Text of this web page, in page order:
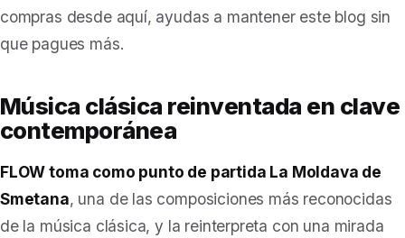
compras desde aquí, ayudas a mantener este blog sin
que pagues más.
Música clásica reinventada en clave
contemporánea
FLOW toma como punto de partida La Moldava de
Smetana, una de las composiciones más reconocidas
de la música clásica, y la reinterpreta con una mirada